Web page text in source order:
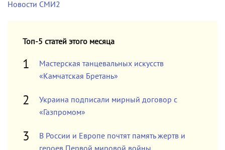
Новости СМИ2
Топ-5 статей этого месяца
Мастерская танцевальных искусств
«Камчатская Бретань»
Украина подписали мирный договор с
«Газпромом»
В России и Европе почтят память жертв и